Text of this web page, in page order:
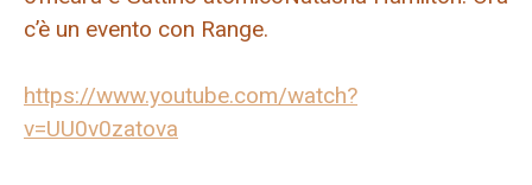
c’è un evento con Range.
https://www.youtube.com/watch?
v=UU0v0zatova